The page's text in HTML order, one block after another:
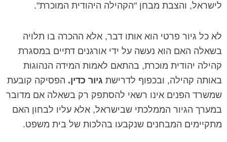
איך מכשירים את
הגיור הפרטי
במשרד הפנים
בישראל
צור קשר
לישראל, והצבת מבחן "הקהילה היהודית המוכרת".
לא כל גיור פרטי הוא אותו דבר, אלא ההכרה בו תלויה
בשאלה האם הוא נעשה על ידי אורגנים דתיים במסגרת
קהילה יהודית מוכרת, בהתאם לאמות המידה הנהוגות
באותה קהילה, ובכפוף לדרישת גיור כדין. הפסיקה קובעת
שמשרד הפנים אינו רשאי להסתפק רק בשאלה אם מדובר
במערך הגיור הממלכתי שבישראל, אלא עליו לבחון האם
מתקיימים המבחנים שנקבעו בהלכות של בית משפט.